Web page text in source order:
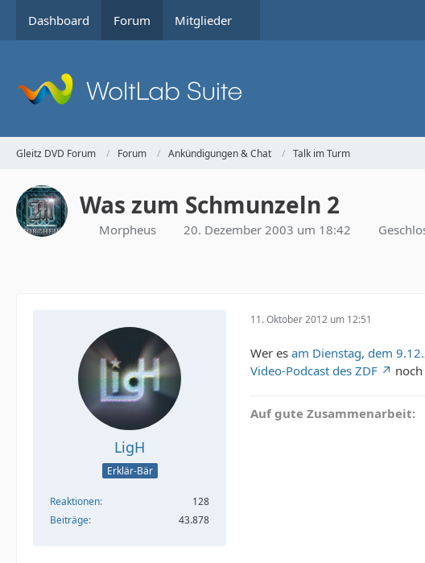
Dashboard Forum Mitglieder
Gleitz DVD Forum Forum Ankündigungen & Chat Talk im Turm
Was zum Schmunzeln 2
Morpheus 20. Dezember 2003 um 18:42
LigH
Erklär-Bär
Reaktionen
128
Beiträge
43.878
11. Oktober 2012 um 12:51
Wer es am Dienstag, dem
Video-Podcast des ZDF
Auf gute Zusammenarbeit: